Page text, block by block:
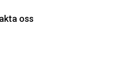
oss är tom